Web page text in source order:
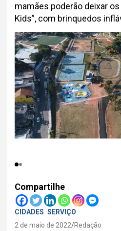
mamães poderão deixar
Kids”, com brinquedos
Compartilhe
CIDADES SERVIÇO
2 de maio de 2022 Redação